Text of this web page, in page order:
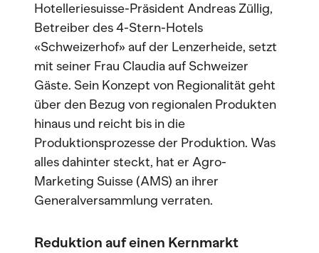
Hotelleriesuisse-Präsident Andreas Züllig,
Betreiber des 4-Stern-Hotels
«Schweizerhof» auf der Lenzerheide, setzt
mit seiner Frau Claudia auf Schweizer
Gäste. Sein Konzept von Regionalität geht
über den Bezug von regionalen Produkten
hinaus und reicht bis in die
Produktionsprozesse der Produktion. Was
alles dahinter steckt, hat er Agro-
Marketing Suisse (AMS) an ihrer
Generalversammlung verraten.
Reduktion auf einen Kernmarkt